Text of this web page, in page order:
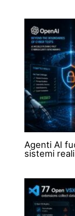
Agenti AI
sistemi